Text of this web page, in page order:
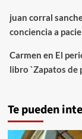
juan corral
conciencia a
Carmen en El
libro `Zapatos de
Te pueden